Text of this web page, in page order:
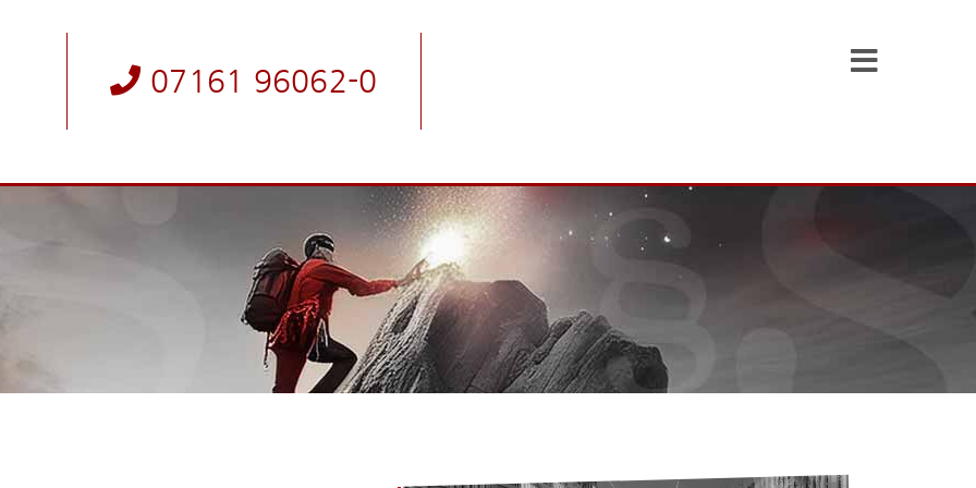
07161 96062-0
Toggle
Über uns
Unsere Rechtsgebiete
Unser Team